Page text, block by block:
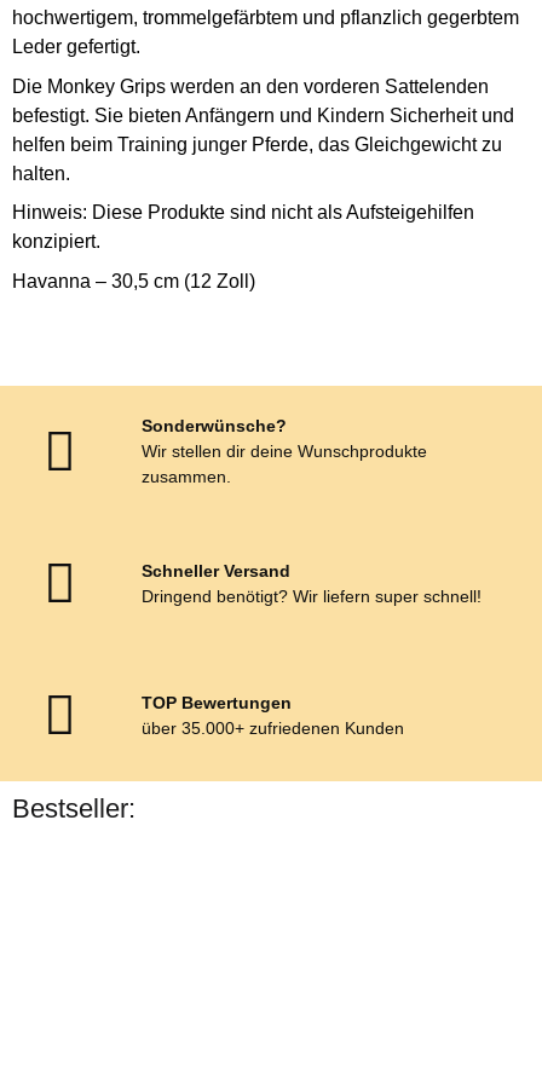
hochwertigem, trommelgefärbtem und pflanzlich gegerbtem
Leder gefertigt.
Die Monkey Grips werden an den vorderen Sattelenden
befestigt. Sie bieten Anfängern und Kindern Sicherheit und
helfen beim Training junger Pferde, das Gleichgewicht zu
halten.
Hinweis: Diese Produkte sind nicht als Aufsteigehilfen
konzipiert.
Havanna – 30,5 cm (12 Zoll)
Sonderwünsche?
Wir stellen dir deine Wunschprodukte
zusammen.
Schneller Versand
Dringend benötigt? Wir liefern super schnell!
TOP Bewertungen
über 35.000+ zufriedenen Kunden
Bestseller: